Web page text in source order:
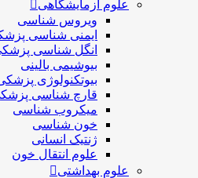
علوم آزمایشگاهی
ویروس شناسی
ایمنی شناسی
انگل شناسی
بیوشیمی بالینی
بیوتکنولوژی
قارچ شناسی
ميكروب شناسی
خون شناسی
ژنتیک انسانی
علوم انتقال خون
علوم بهداشتی